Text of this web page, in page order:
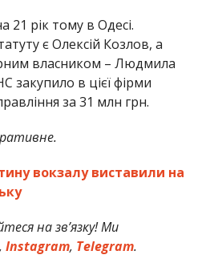
21 рік тому в Одесі.
є Олексій Козлов, а
власником – Людмила
закупило в цієї фірми
за 31 млн грн.
вокзалу виставили на
на зв’язку! Ми
Instagram, Telegram.